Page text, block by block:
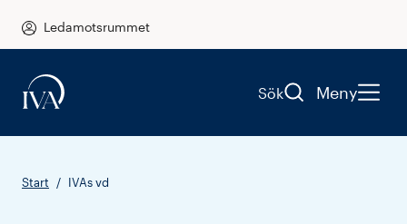
Ledamotsrummet
Sök Meny
Start IVAs vd